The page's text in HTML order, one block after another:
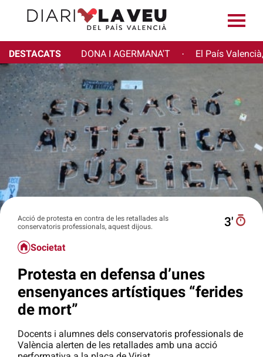
DESTACATS DONA I AGERMANA'T · El País
Acció de protesta en contra de les retallades als
conservatoris professionals, aquest dijous.
3′
Societat
Protesta en defensa d’unes
ensenyances artístiques “ferides
de mort”
Docents i alumnes dels conservatoris professionals de
València alerten de les retallades amb una acció